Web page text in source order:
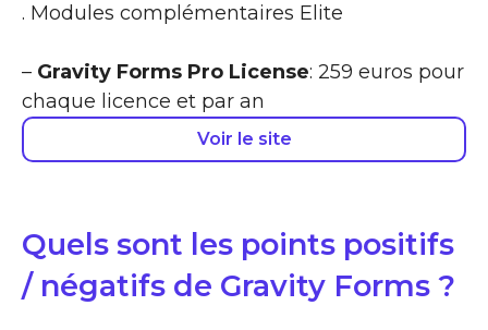
. Modules complémentaires Elite
– Gravity Forms Pro License: 259 euros pour
chaque licence et par an
Voir le site
Quels sont les points positifs
/ négatifs de Gravity Forms ?